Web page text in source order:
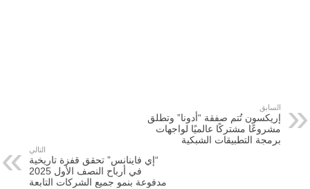
السابق
إريكسون تُتم صفقة “أدونا” وتطلق
مشروعًا مشتركًا عالميًا لواجهات
برمجة التطبيقات الشبكية
التالي
“إي فاينانس” تحقق قفزة تاريخية
في أرباح النصف الأول 2025
مدفوعة بنمو جميع الشركات التابعة